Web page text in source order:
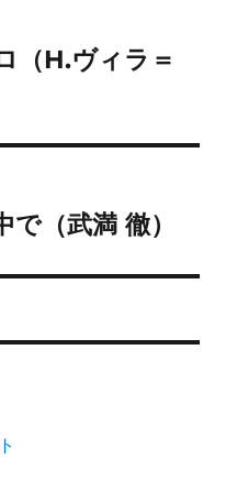
（H.ヴィラ＝
（武満 徹）